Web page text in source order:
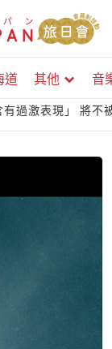
道 其他 音
過激表現」 將不